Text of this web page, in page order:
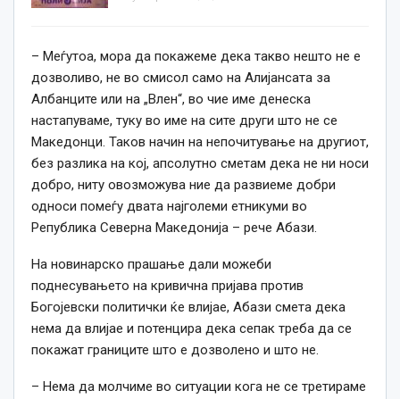
– Меѓутоа, мора да покажеме дека такво нешто не е
дозволиво, не во смисол само на Алијансата за
Албанците или на „Влен“, во чие име денеска
настапуваме, туку во име на сите други што не се
Македонци. Таков начин на непочитување на другиот,
без разлика на кој, апсолутно сметам дека не ни носи
добро, ниту овозможува ние да развиеме добри
односи помеѓу двата најголеми етникуми во
Република Северна Македонија – рече Абази.
На новинарско прашање дали можеби
поднесувањето на кривична пријава против
Богојевски политички ќе влијае, Абази смета дека
нема да влијае и потенцира дека сепак треба да се
покажат границите што е дозволено и што не.
– Нема да молчиме во ситуации кога не се третираме